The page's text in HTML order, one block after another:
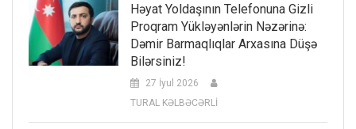
Həyat Yoldaşının Telefonuna Gizli
Proqram Yükləyənlərin Nəzərinə:
Dəmir Barmaqlıqlar Arxasına Düşə
Bilərsiniz!
27 İyul 2026
TURAL KƏLBƏCƏRLİ